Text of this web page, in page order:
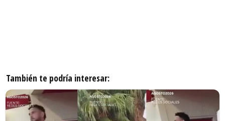
También te podría interesar: